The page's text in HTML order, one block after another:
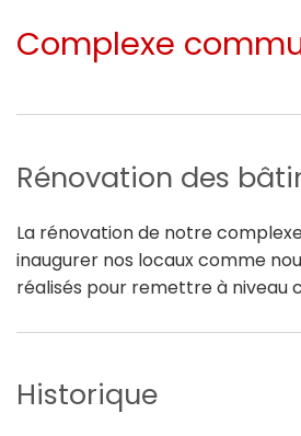
Complexe
Rénovation des
La rénovation de notre
inaugurer nos locaux comme
réalisés pour remettre à niveau
Historique